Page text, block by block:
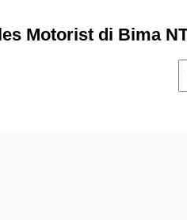
Motorist di Bima